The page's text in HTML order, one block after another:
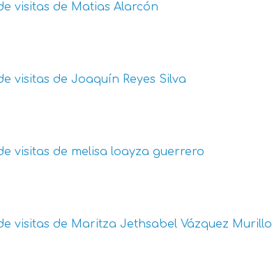
visitas de Matias Alarcón
visitas de Joaquín Reyes Silva
visitas de melisa loayza guerrero
visitas de Maritza Jethsabel Vázquez Murillo